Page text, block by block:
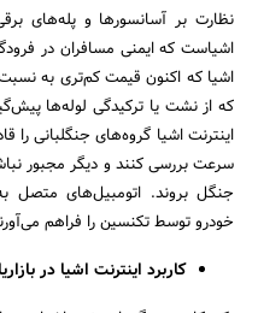
نظارت بر آسانسورها و پله‌های
اشیاست که ایمنی مسافران در
اشیا که اکنون قیمت کم‌تری به
که از نشت یا ترکیدگی لوله‌ها
اینترنت اشیا گروه‌های جنگلبانی
سرعت بررسی کنند و دیگر مجبور
جنگل بروند. اتومبیل‌های متصل
خودرو توسط تکنسین را فراهم
کاربرد اینترنت اشیا در